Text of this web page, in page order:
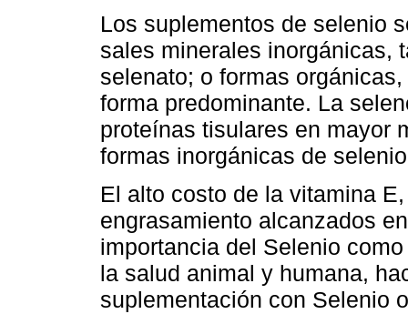
Los suplementos de selenio
sales minerales inorgánicas,
selenato; o formas
forma predominante. La
proteínas tisulares en mayor
formas inorgánicas de
El alto costo de la vitamina
engrasamiento alcanzados
importancia del Selenio
la salud animal y humana,
suplementación con Selenio